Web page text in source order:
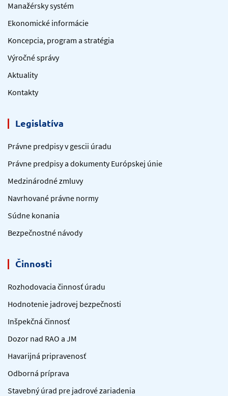
Manažérsky systém
Ekonomické informácie
Koncepcia, program a stratégia
Výročné správy
Aktuality
Kontakty
Legislatíva
Právne predpisy v gescii úradu
Právne predpisy a dokumenty Európskej únie
Medzinárodné zmluvy
Navrhované právne normy
Súdne konania
Bezpečnostné návody
Činnosti
Rozhodovacia činnosť úradu
Hodnotenie jadrovej bezpečnosti
Inšpekčná činnosť
Dozor nad RAO a JM
Havarijná pripravenosť
Odborná príprava
Stavebný úrad pre jadrové zariadenia